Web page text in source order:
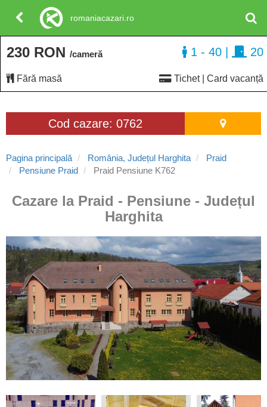
Cod cazare: 0762
Pagina principală România, Județul Harghita
Praid
Pensiune Praid
Praid Pensiune K762
Cazare la Praid - Pensiune - Județul
Harghita
230 RON /cameră
Fără masă Tichet | Card vacanță
1 - 40 20
romaniacazari.ro